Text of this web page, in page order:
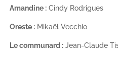
Amandine : Cindy Rodrigues
Oreste : Mikaël Vecchio
Le communard : Jean-Claude